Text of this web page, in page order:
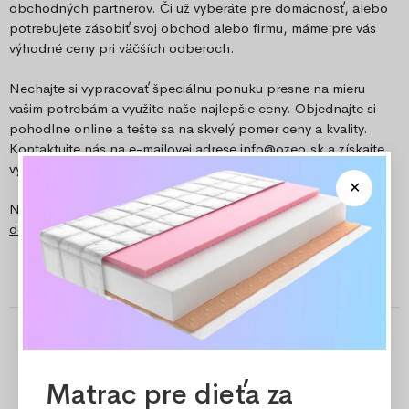
obchodných partnerov. Či už vyberáte pre domácnosť, alebo
potrebujete zásobiť svoj obchod alebo firmu, máme pre vás
výhodné ceny pri väčších odberoch.
Nechajte si vypracovať špeciálnu ponuku presne na mieru
vašim potrebám a využite naše najlepšie ceny. Objednajte si
pohodlne online a tešte sa na skvelý pomer ceny a kvality.
Kontaktujte nás na e-mailovej adreseinfo@ozeo.ska získajte
výhodnú ponuku.
Naši zákazníci najčastejšie pozitívne hodnotiaRýchle
doručenieaCeny. Zobraziť na ureka!
Matrac pre dieťa za